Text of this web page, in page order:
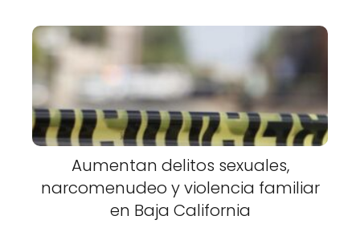
Aumentan delitos sexuales,
narcomenudeo y violencia familiar
en Baja California